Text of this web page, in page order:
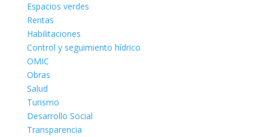
Espacios verdes
Rentas
Habilitaciones
Control y seguimiento hídrico
OMIC
Obras
Salud
Turismo
Desarrollo Social
Transparencia